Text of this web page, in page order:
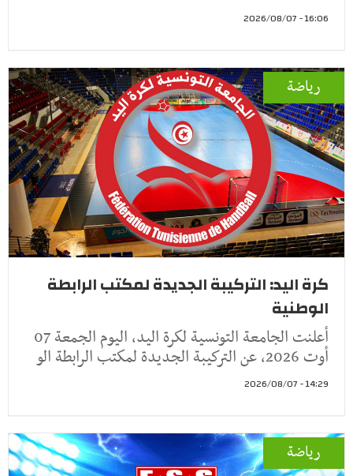
16:06 - 2026/08/07
رياضة
كرة اليد: التركيبة الجديدة لمكتب الرابطة
الوطنية
أعلنت الجامعة التونسية لكرة اليد، اليوم الجمعة 07
أوت 2026، عن التركيبة الجديدة لمكتب الرابطة الو
14:29 - 2026/08/07
رياضة